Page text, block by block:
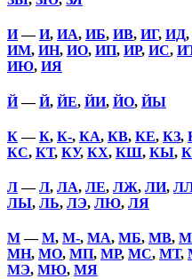
И—И, ИА, ИБ, ИВ, ИГ, ИД,
ИМ, ИН, ИО, ИП, ИР, ИС,
ИЮ, ИЯ
Й—Й, ЙЕ, ЙИ, ЙО, ЙЫ
К—К, К-, КА, КВ, КЕ, КЗ,
КС, КТ, КУ, КХ, КШ, КЫ,
Л—Л, ЛА, ЛЕ, ЛЖ, ЛИ,
ЛЫ, ЛЬ, ЛЭ, ЛЮ, ЛЯ
М—М, М-, МА, МБ, МВ,
МН, МО, МП, МР, МС, МТ,
МЭ, МЮ, МЯ